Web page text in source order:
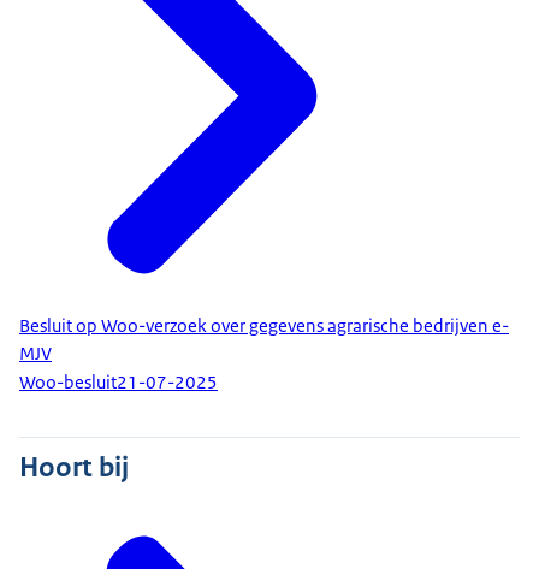
Besluit op Woo-verzoek over gegevens agrarische bedrijven e-
MJV
Woo-besluit21-07-2025
Hoort bij